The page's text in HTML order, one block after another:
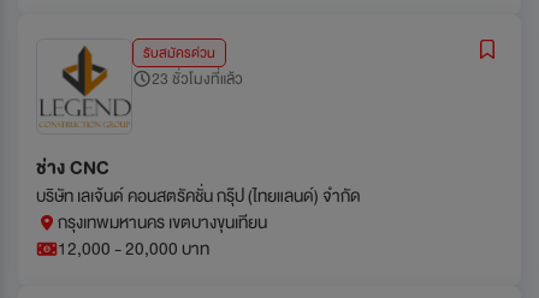
รับสมัครด่วน
23 ชั่วโมงที่แล้ว
ช่าง CNC
บริษัท เลเจ้นด์ คอนสตรัคชั่น กรุ๊ป (ไทยแลนด์) จำกัด
กรุงเทพมหานคร เขตบางขุนเทียน
12,000 - 20,000 บาท